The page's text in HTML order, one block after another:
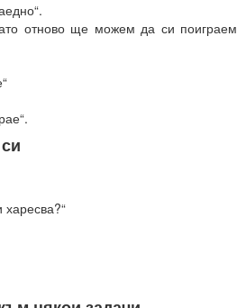
отново ще можем да си поиграем
харесва?“